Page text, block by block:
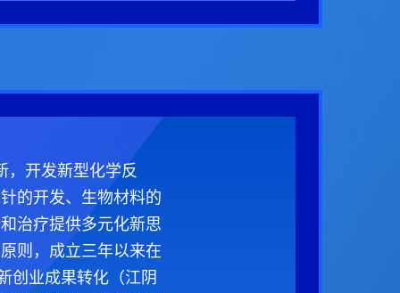
，开发新型化学反
的开发、生物材料的
治疗提供多元化新思
则，成立三年以来在
创业成果转化（江阴